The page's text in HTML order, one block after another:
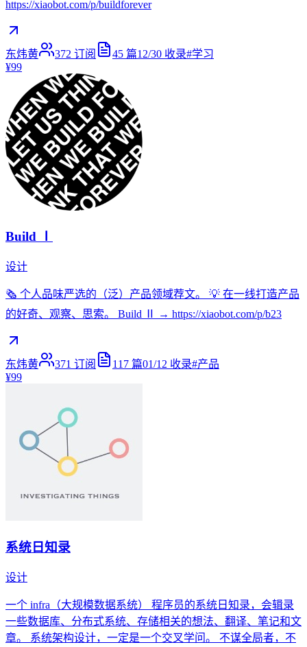
https://xiaobot.com/p/buildforever
东炜黄 372 订阅 45 篇12/30 收录#学习
¥99
Build Ⅰ
设计
🗞 个人品味严选的（泛）产品领域荐文。 💡 在一线打造产品
的好奇、观察、思索。 Build Ⅱ → https://xiaobot.com/p/b23
东炜黄 371 订阅 117 篇01/12 收录#产品
¥99
系统日知录
设计
一个 infra（大规模数据系统） 程序员的系统日知录，会辑录
一些数据库、分布式系统、存储相关的想法、翻译、笔记和文
章。 系统架构设计，一定是一个交叉学问。 不谋全局者，不